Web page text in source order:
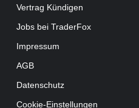
Vertrag Kündigen
Jobs bei TraderFox
Impressum
AGB
Datenschutz
Cookie-Einstellungen